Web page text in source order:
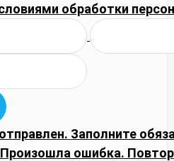
обработки
Заполните
Произошла ошибка.